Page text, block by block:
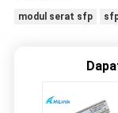
modul serat sfp